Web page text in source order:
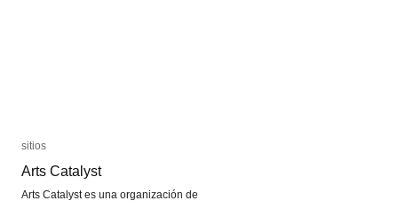
sitios
Arts Catalyst
Arts Catalyst es una organización de
sitios
Arts Catalyst